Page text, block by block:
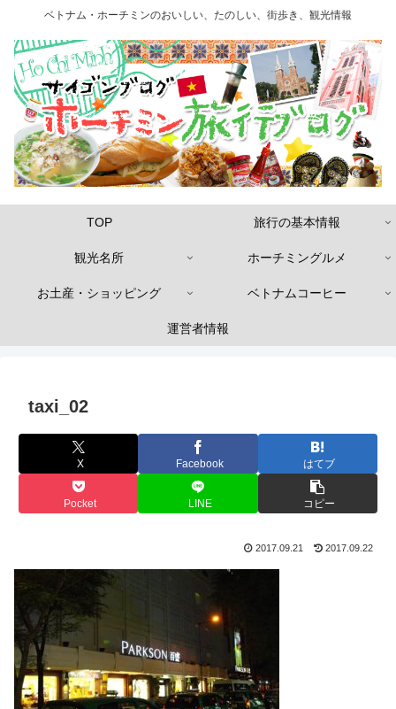
ベトナム・ホーチミンのおいしい、たのしい、街歩き、観光情報
TOP 旅行の基本情報
観光名所 ホーチミングルメ
お土産・ショッピング ベトナムコーヒー
運営者情報
taxi_02
X Facebook はてブ
Pocket LINE コピー
2017.09.21 2017.09.22